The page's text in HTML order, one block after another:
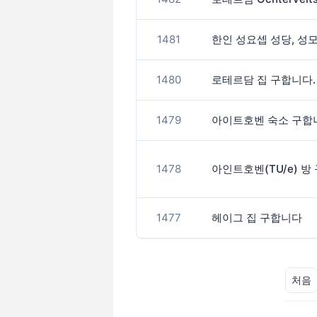
1481 한인 성요셉 성당, 성
1480 로테르담 집 구합니다.
1479 아이트호벤 숙소 구합
1478 아인트호벤(TU/e) 방
1477 헤이그 집 구합니다
처음